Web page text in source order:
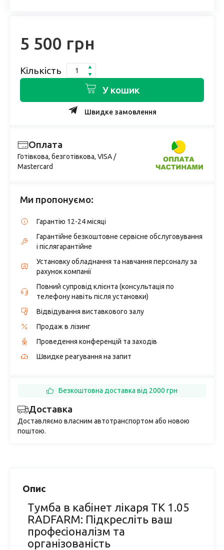
5 500 грн
Кількість
У кошик
Швидке замовлення
Оплата
Готівкова, безготівкова, VISA /
Mastercard
Ми пропонуємо:
Гарантію 12-24 місяці
Гарантійне безкоштовне сервісне обслуговування
і післягарантійне
Установку обладнання та навчання персоналу за
рахунок компанії
Повний супровід клієнта (консультація по
телефону навіть після установки)
Відвідування виставкового залу
Продаж в лізинг
Проведення конференцій та заходів
Швидке реагування на запит
Доставка
Доставляємо власним автотранспортом або новою
поштою.
Безкоштовна доставка від 2000 грн
Опис
Тумба в кабінет лікаря ТК 1.05
RADFARM: Підкресліть ваш
професіоналізм та
організованість